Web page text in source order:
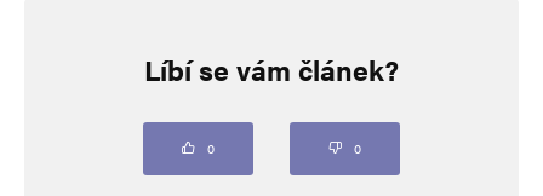
Vaše e-mailová adresa nebude zveřejněna. Vyžadované informace jsou
Líbí se vám článek?
0 0